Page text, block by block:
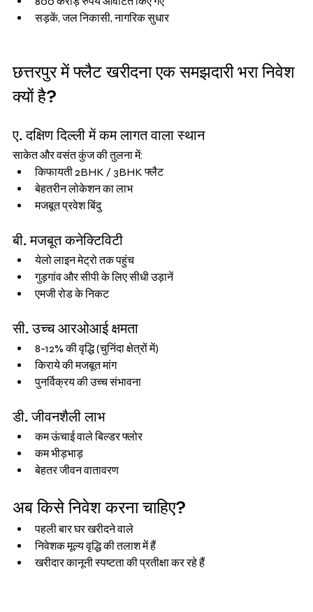
सड़कें, जल निकासी, नागरिक सुधार
छत्तरपुर में फ्लैट खरीदना एक समझदारी भरा निवेश
क्यों है?
ए. दक्षिण दिल्ली में कम लागत वाला स्थान
साकेत और वसंत कुंज की तुलना में:
किफायती 2BHK / 3BHK फ्लैट
बेहतरीन लोकेशन का लाभ
मजबूत प्रवेश बिंदु
बी. मजबूत कनेक्टिविटी
येलो लाइन मेट्रो तक पहुंच
गुड़गांव और सीपी के लिए सीधी उड़ानें
एमजी रोड के निकट
सी. उच्च आरओआई क्षमता
8-12% की वृद्धि (चुनिंदा क्षेत्रों में)
किराये की मजबूत मांग
पुनर्विक्रय की उच्च संभावना
डी. जीवनशैली लाभ
कम ऊंचाई वाले बिल्डर फ्लोर
कम भीड़भाड़
बेहतर जीवन वातावरण
अब किसे निवेश करना चाहिए?
पहली बार घर खरीदने वाले
निवेशक मूल्य वृद्धि की तलाश में हैं
खरीदार कानूनी स्पष्टता की प्रतीक्षा कर रहे हैं